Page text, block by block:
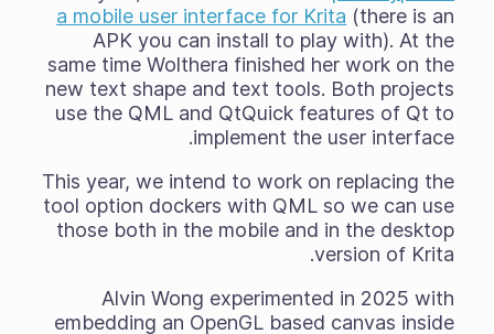
a mobile user interface for Krita (there is an
APK you can install to play with). At the
same time Wolthera finished her work on the
new text shape and text tools. Both projects
use the QML and QtQuick features of Qt to
implement the user interface.
This year, we intend to work on replacing the
tool option dockers with QML so we can use
those both in the mobile and in the desktop
version of Krita.
Alvin Wong experimented in 2025 with
embedding an OpenGL based canvas inside